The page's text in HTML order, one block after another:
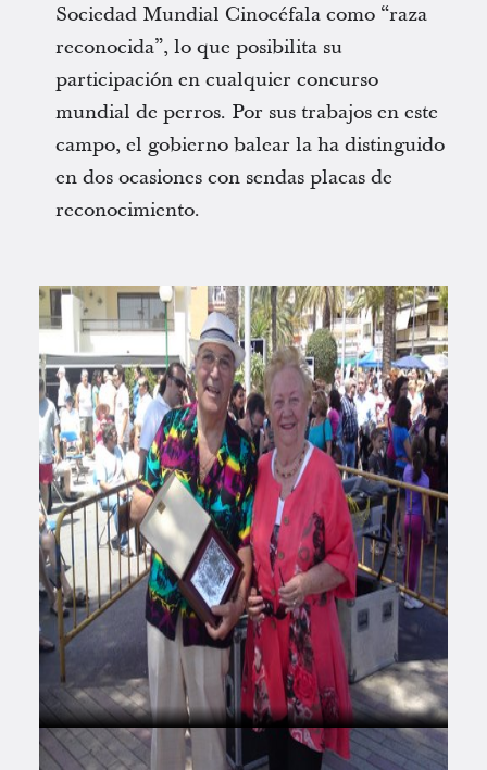
Sociedad Mundial Cinocéfala como “raza
reconocida”, lo que posibilita su
participación en cualquier concurso
mundial de perros. Por sus trabajos en este
campo, el gobierno balear la ha distinguido
en dos ocasiones con sendas placas de
reconocimiento.